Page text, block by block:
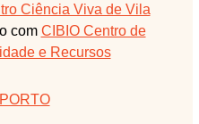
Ciência Viva de Vila
com CIBIO Centro de
e Recursos
PORTO